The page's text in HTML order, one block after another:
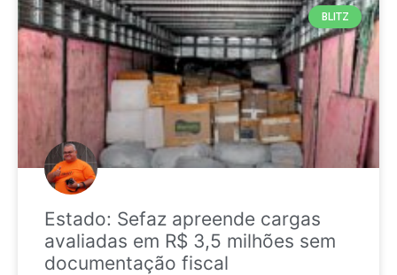
BLITZ
Estado: Sefaz apreende cargas
avaliadas em R$ 3,5 milhões sem
documentação fiscal